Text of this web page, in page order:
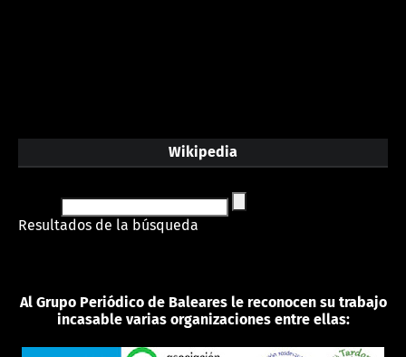
Wikipedia
Resultados de la búsqueda
Al Grupo Periódico de Baleares le reconocen su trabajo
incasable varias organizaciones entre ellas: